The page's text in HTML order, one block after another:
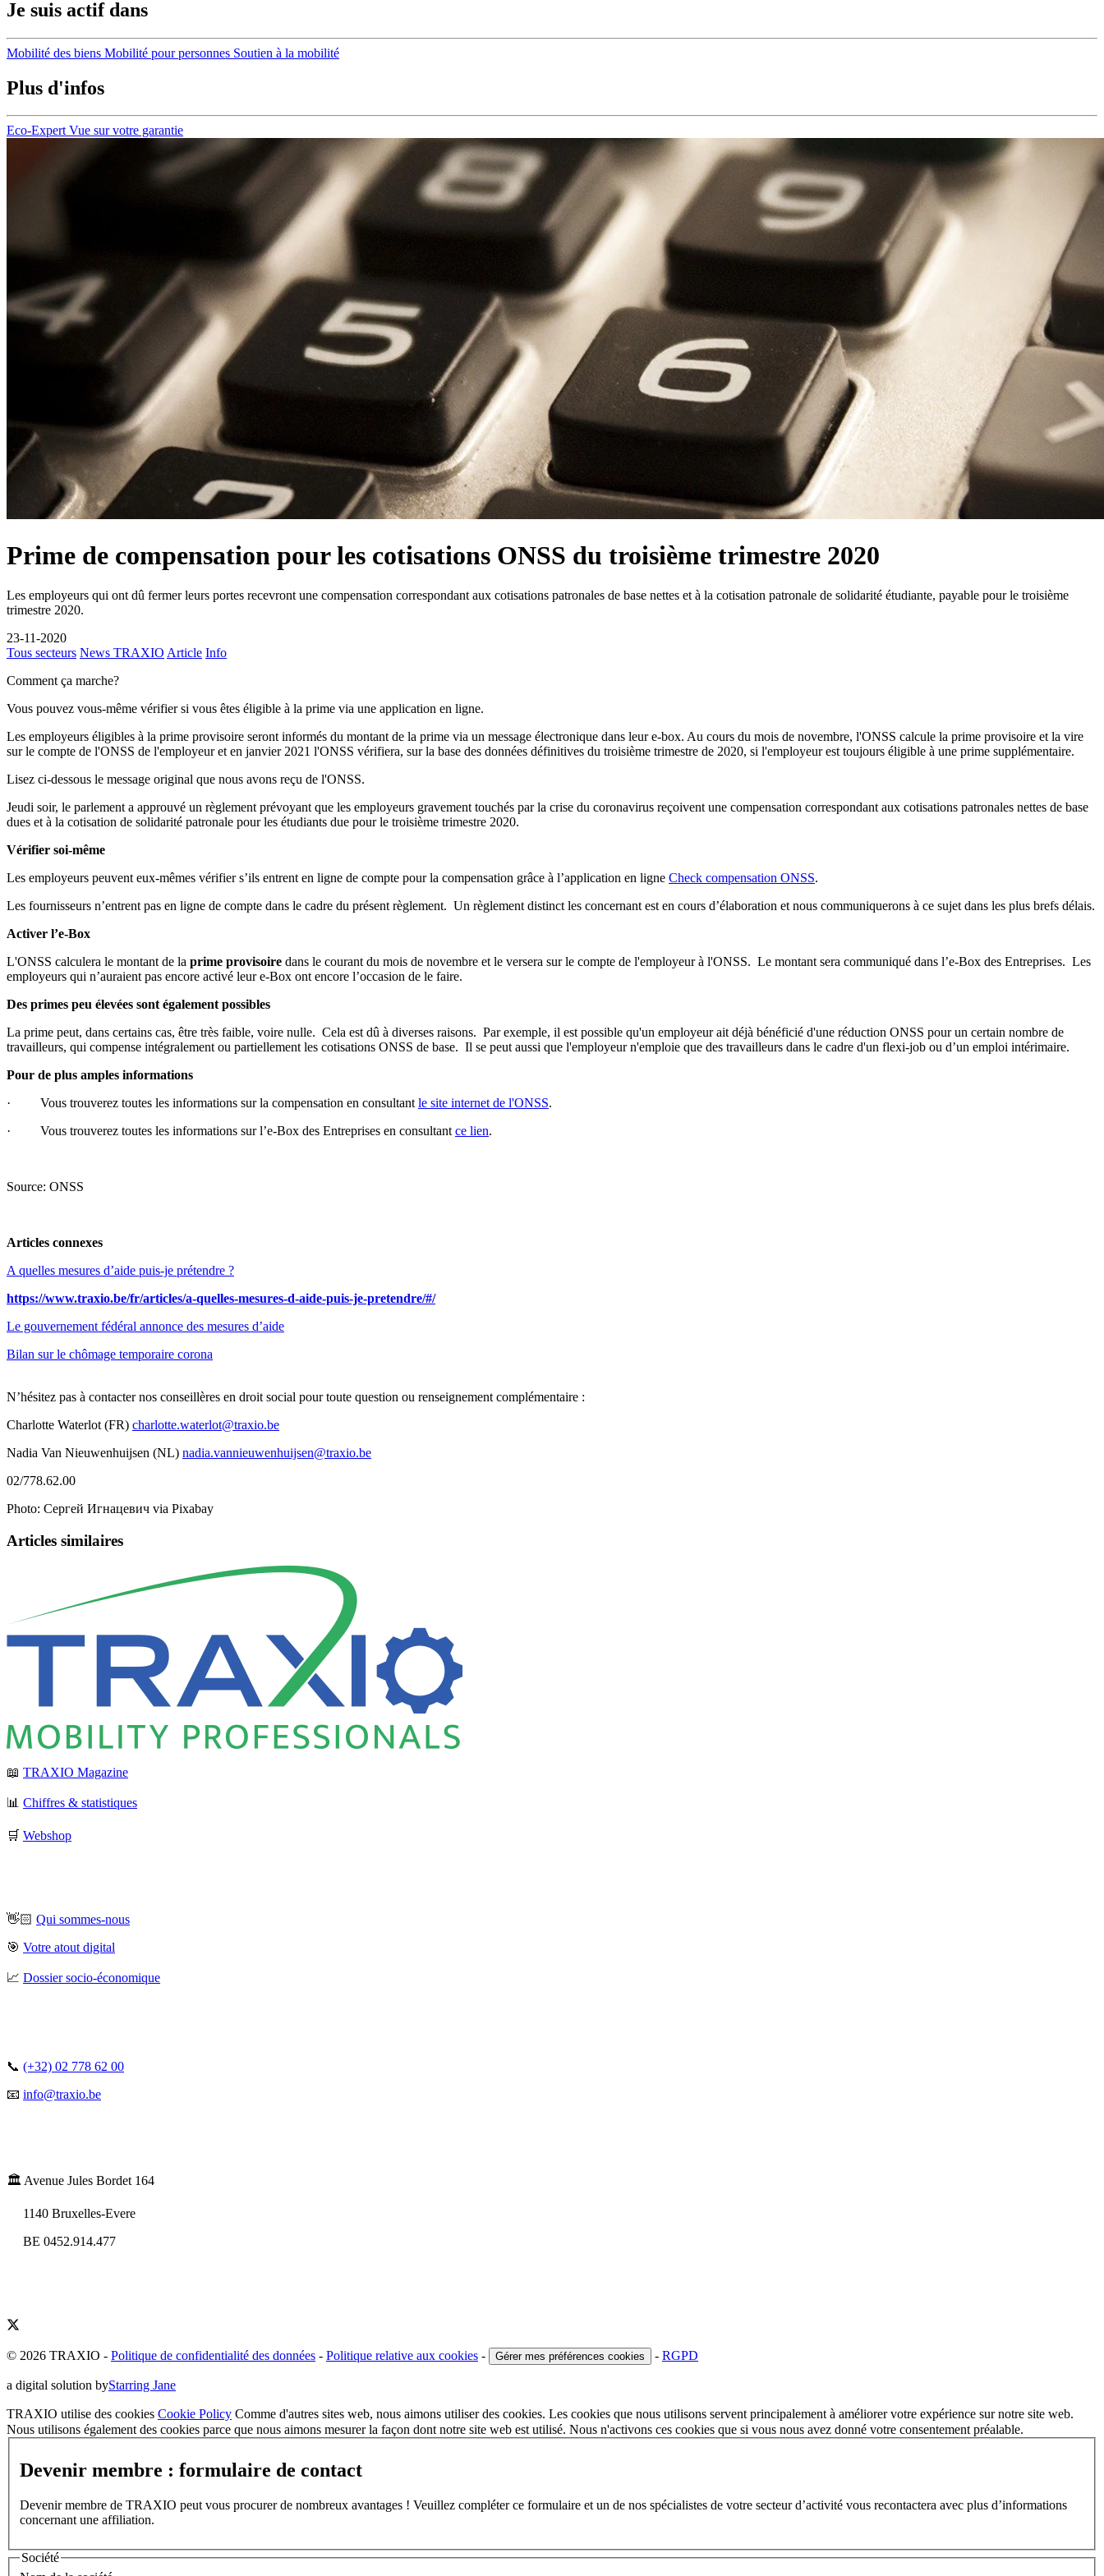
Je suis actif dans
Mobilité des biens Mobilité pour personnes Soutien à la mobilité
Plus d'infos
Eco-Expert Vue sur votre garantie
Prime de compensation pour les cotisations ONSS du troisième trimestre 2020
Les employeurs qui ont dû fermer leurs portes recevront une compensation correspondant aux cotisations patronales de base nettes et à la cotisation patronale de solidarité étudiante, payable pour le troisième
trimestre 2020.
23-11-2020
Tous secteurs News TRAXIO Article Info
Comment ça marche?
Vous pouvez vous-même vérifier si vous êtes éligible à la prime via une application en ligne.
Les employeurs éligibles à la prime provisoire seront informés du montant de la prime via un message électronique dans leur e-box. Au cours du mois de novembre, l'ONSS calcule la prime provisoire et la vire
sur le compte de l'ONSS de l'employeur et en janvier 2021 l'ONSS vérifiera, sur la base des données définitives du troisième trimestre de 2020, si l'employeur est toujours éligible à une prime supplémentaire.
Lisez ci-dessous le message original que nous avons reçu de l'ONSS.
Jeudi soir, le parlement a approuvé un règlement prévoyant que les employeurs gravement touchés par la crise du coronavirus reçoivent une compensation correspondant aux cotisations patronales nettes de base
dues et à la cotisation de solidarité patronale pour les étudiants due pour le troisième trimestre 2020.
Vérifier soi-même
Les employeurs peuvent eux-mêmes vérifier s’ils entrent en ligne de compte pour la compensation grâce à l’application en ligne Check compensation ONSS.
Les fournisseurs n’entrent pas en ligne de compte dans le cadre du présent règlement. Un règlement distinct les concernant est en cours d’élaboration et nous communiquerons à ce sujet dans les plus brefs délais.
Activer l’e-Box
L'ONSS calculera le montant de la prime provisoire dans le courant du mois de novembre et le versera sur le compte de l'employeur à l'ONSS. Le montant sera communiqué dans l’e-Box des Entreprises. Les
employeurs qui n’auraient pas encore activé leur e-Box ont encore l’occasion de le faire.
Des primes peu élevées sont également possibles
La prime peut, dans certains cas, être très faible, voire nulle. Cela est dû à diverses raisons. Par exemple, il est possible qu'un employeur ait déjà bénéficié d'une réduction ONSS pour un certain nombre de
travailleurs, qui compense intégralement ou partiellement les cotisations ONSS de base. Il se peut aussi que l'employeur n'emploie que des travailleurs dans le cadre d'un flexi-job ou d’un emploi intérimaire.
Pour de plus amples informations
· Vous trouverez toutes les informations sur la compensation en consultant le site internet de l'ONSS.
· Vous trouverez toutes les informations sur l’e-Box des Entreprises en consultant ce lien.
Source: ONSS
Articles connexes
A quelles mesures d’aide puis-je prétendre ?
https://www.traxio.be/fr/articles/a-quelles-mesures-d-aide-puis-je-pretendre/#/
Le gouvernement fédéral annonce des mesures d’aide
Bilan sur le chômage temporaire corona
N’hésitez pas à contacter nos conseillères en droit social pour toute question ou renseignement complémentaire :
Charlotte Waterlot (FR) charlotte.waterlot@traxio.be
Nadia Van Nieuwenhuijsen (NL) nadia.vannieuwenhuijsen@traxio.be
02/778.62.00
Photo: Сергей Игнацевич via Pixabay
Articles similaires
📖 TRAXIO Magazine
📊 Chiffres & statistiques
🛒 Webshop
👋🏻 Qui sommes-nous
🎯 Votre atout digital
📈 Dossier socio-économique
📞 (+32) 02 778 62 00
📧 info@traxio.be
🏛️ Avenue Jules Bordet 164
1140 Bruxelles-Evere
BE 0452.914.477
© 2026 TRAXIO - Politique de confidentialité des données - Politique relative aux cookies - Gérer mes préférences cookies - RGPD
a digital solution byStarring Jane
TRAXIO utilise des cookies Cookie Policy Comme d'autres sites web, nous aimons utiliser des cookies. Les cookies que nous utilisons servent principalement à améliorer votre expérience sur notre site web.
Nous utilisons également des cookies parce que nous aimons mesurer la façon dont notre site web est utilisé. Nous n'activons ces cookies que si vous nous avez donné votre consentement préalable.
Devenir membre : formulaire de contact
Devenir membre de TRAXIO peut vous procurer de nombreux avantages ! Veuillez compléter ce formulaire et un de nos spécialistes de votre secteur d’activité vous recontactera avec plus d’informations
concernant une affiliation.
Société